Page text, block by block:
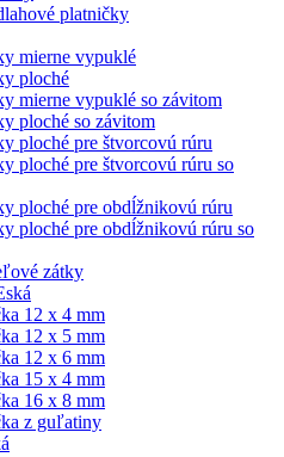
platničky
mierne vypuklé
ploché
mierne vypuklé so závitom
ploché so závitom
ploché pre štvorcovú rúru
ploché pre štvorcovú rúru so
ploché pre obdĺžnikovú rúru
ploché pre obdĺžnikovú rúru so
zátky
12 x 4 mm
12 x 5 mm
12 x 6 mm
15 x 4 mm
16 x 8 mm
z guľatiny